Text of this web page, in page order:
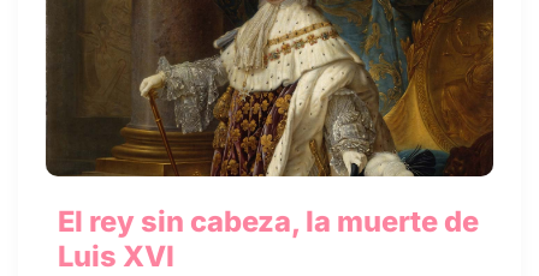
El rey sin cabeza, la muerte de
Luis XVI